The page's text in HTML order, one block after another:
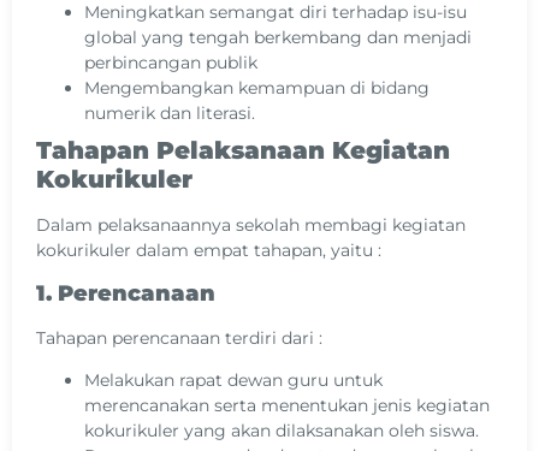
Meningkatkan semangat diri terhadap isu-isu
global yang tengah berkembang dan menjadi
perbincangan publik
Mengembangkan kemampuan di bidang
numerik dan literasi.
Tahapan Pelaksanaan Kegiatan
Kokurikuler
Dalam pelaksanaannya sekolah membagi kegiatan
kokurikuler dalam empat tahapan, yaitu :
1. Perencanaan
Tahapan perencanaan terdiri dari :
Melakukan rapat dewan guru untuk
merencanakan serta menentukan jenis kegiatan
kokurikuler yang akan dilaksanakan oleh siswa.